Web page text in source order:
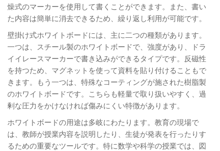
燥式のマーカーを使用して書くことができます。また、書い
た内容は簡単に消去できるため、繰り返し利用が可能です。
壁掛け式ホワイトボードには、主に二つの種類があります。
一つは、スチール製のホワイトボードで、強度があり、ドラ
イイレースマーカーで書き込みができるタイプです。反磁性
を持つため、マグネットを使って資料を貼り付けることもで
きます。もう一つは、特殊なコーティングが施された樹脂製
のホワイトボードです。こちらも軽量で取り扱いやすく、過
剰な圧力をかけなければ傷みにくい特徴があります。
ホワイトボードの用途は多岐にわたります。教育の現場で
は、教師が授業内容を説明したり、生徒が発表を行ったりす
るための重要なツールです。特に数学や科学の授業では、図